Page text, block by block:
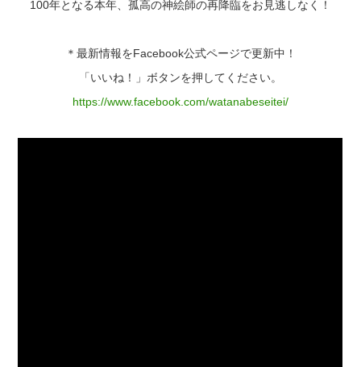
100年となる本年、孤高の神絵師の再降臨をお見逃しなく！
＊最新情報をFacebook公式ページで更新中！
「いいね！」ボタンを押してください。
https://www.facebook.com/watanabeseitei/